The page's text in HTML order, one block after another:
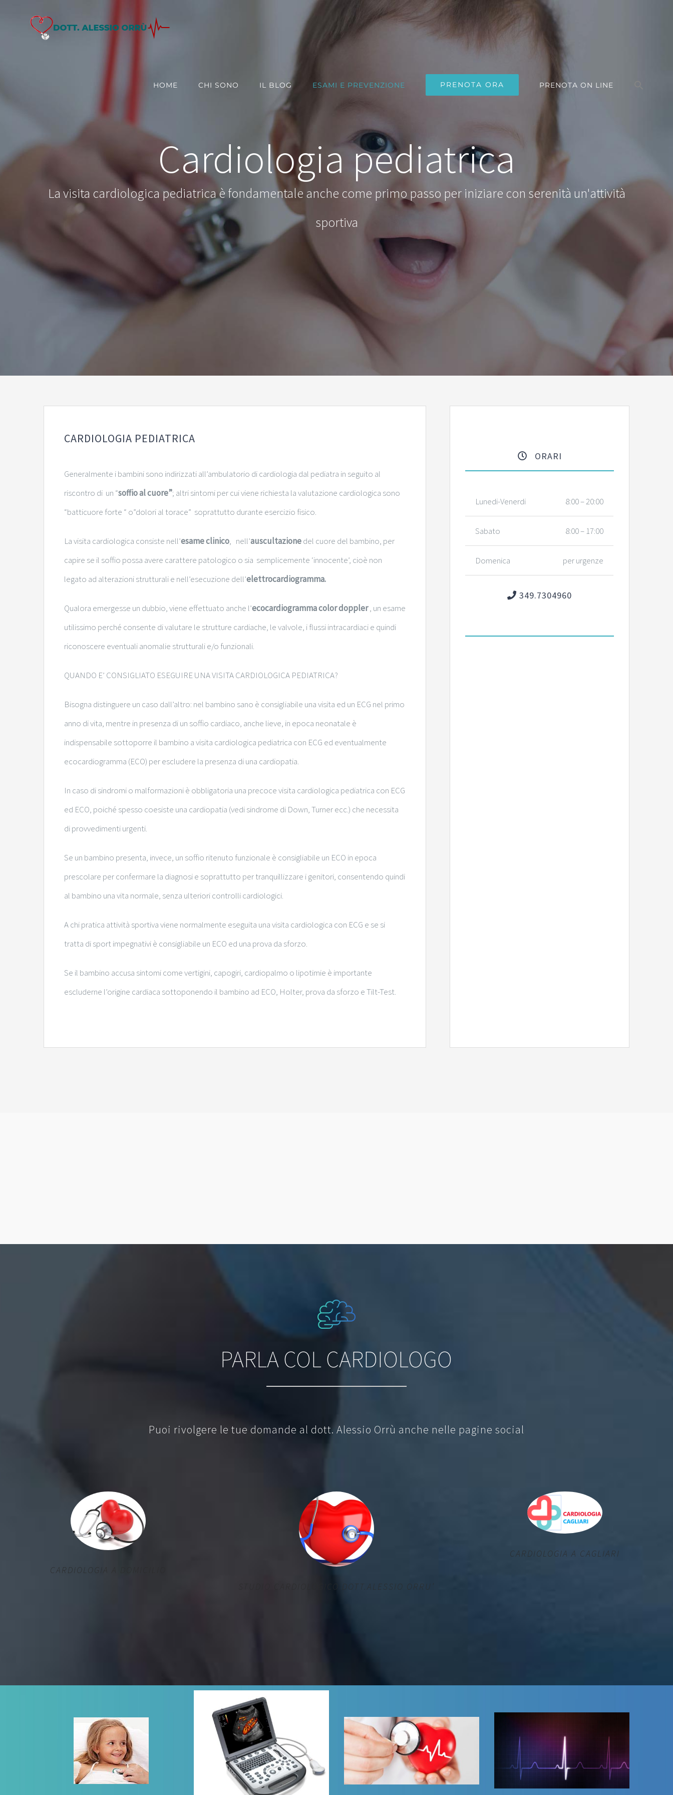
HOME CHI SONO IL BLOG ESAMI E PREVENZIONE PRENOTA ORA PRENOTA ON LINE
Cardiologia pediatrica
La visita cardiologica pediatrica è fondamentale anche come primo passo per iniziare con serenità un'attività
sportiva
CARDIOLOGIA PEDIATRICA
Generalmente i bambini sono indirizzati all’ambulatorio di cardiologia dal pediatra in seguito al
riscontro di un “soffio al cuore”; altri sintomi per cui viene richiesta la valutazione cardiologica sono
“batticuore forte “ o”dolori al torace” soprattutto durante esercizio fisico.
La visita cardiologica consiste nell’esame clinico, nell’auscultazionedel cuore del bambino, per
capire se il soffio possa avere carattere patologico o sia semplicemente ‘innocente’, cioè non
legato ad alterazioni strutturali e nell’esecuzione dell’elettrocardiogramma.
Qualora emergesse un dubbio, viene effettuato anche l’ecocardiogramma color doppler, un esame
utilissimo perché consente di valutare le strutture cardiache, le valvole, i flussi intracardiaci e quindi
riconoscere eventuali anomalie strutturali e/o funzionali.
QUANDO E’ CONSIGLIATO ESEGUIRE UNA VISITA CARDIOLOGICA PEDIATRICA?
Bisogna distinguere un caso dall’altro: nel bambino sano è consigliabile una visita ed un ECG nel primo
anno di vita, mentre in presenza di un soffio cardiaco, anche lieve, in epoca neonatale è
indispensabile sottoporre il bambino a visita cardiologica pediatrica con ECG ed eventualmente
ecocardiogramma (ECO) per escludere la presenza di una cardiopatia.
In caso di sindromi o malformazioni è obbligatoria una precoce visita cardiologica pediatrica con ECG
ed ECO, poiché spesso coesiste una cardiopatia (vedi sindrome di Down, Turner ecc.) che necessita
di provvedimenti urgenti.
Se un bambino presenta, invece, un soffio ritenuto funzionale è consigliabile un ECO in epoca
prescolare per confermare la diagnosi e soprattutto per tranquillizzare i genitori, consentendo quindi
al bambino una vita normale, senza ulteriori controlli cardiologici.
A chi pratica attività sportiva viene normalmente eseguita una visita cardiologica con ECG e se si
tratta di sport impegnativi è consigliabile un ECO ed una prova da sforzo.
Se il bambino accusa sintomi come vertigini, capogiri, cardiopalmo o lipotimie è importante
escluderne l’origine cardiaca sottoponendo il bambino ad ECO, Holter, prova da sforzo e Tilt-Test.
ORARI
Lunedi-Venerdi 8:00 – 20:00
Sabato 8:00 – 17:00
Domenica per urgenze
349.7304960
PARLA COL CARDIOLOGO
Puoi rivolgere le tue domande al dott. Alessio Orrù anche nelle pagine social
CARDIOLOGIA A DOMICILIO
STUDIO CARDIOLOGICO DOTT.ALESSIO ORRU’
CARDIOLOGIA A CAGLIARI